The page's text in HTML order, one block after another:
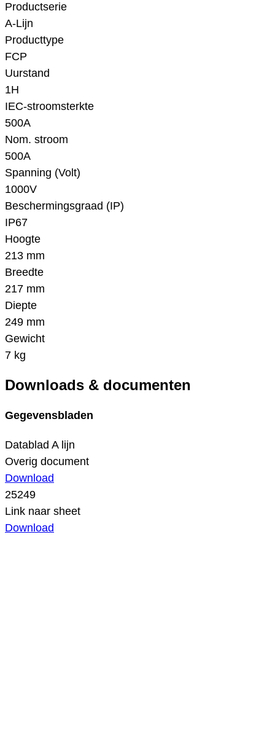
Productserie
A-Lijn
Producttype
FCP
Uurstand
1H
IEC-stroomsterkte
500A
Nom. stroom
500A
Spanning (Volt)
1000V
Beschermingsgraad (IP)
IP67
Hoogte
213 mm
Breedte
217 mm
Diepte
249 mm
Gewicht
7 kg
Downloads & documenten
Gegevensbladen
Datablad A lijn
Overig document
Download
25249
Link naar sheet
Download